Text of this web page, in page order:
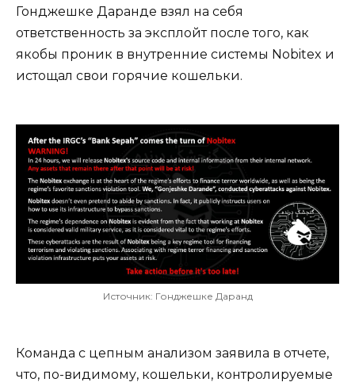
Гонджешке Даранде взял на себя
ответственность за эксплойт после того, как
якобы проник в внутренние системы Nobitex и
истощал свои горячие кошельки.
Источник: Гонджешке Даранд
Команда с цепным анализом заявила в отчете,
что, по-видимому, кошельки, контролируемые